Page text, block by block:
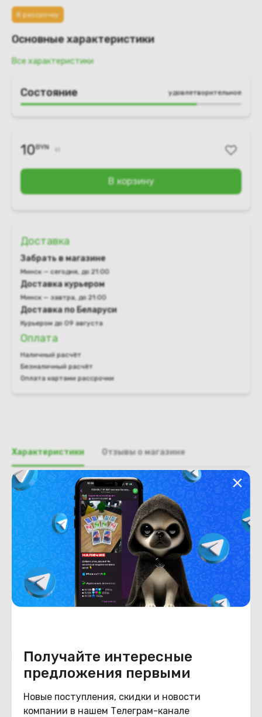
Получайте интересные
предложения первыми
Новые поступления, скидки и новости
компании в нашем Телеграм-канале
В рассрочку
Основные характеристики
Все характеристики
Состояние удовлетворительное
10BYN
В корзину
Доставка
Забрать в магазине
Минск — сегодня, до 21:00
Доставка курьером
Минск — завтра, до 21:00
Доставка по Беларуси
Курьером до 09 августа
Оплата
Наличный расчёт
Безналичный расчёт
Оплата картами рассрочки
Характеристики Отзывы о магазине
Общая информация
Производитель
HP
Тип товара
Разъем DVD привода
Состояние
Состояние удовлетворительное
Похожие товары